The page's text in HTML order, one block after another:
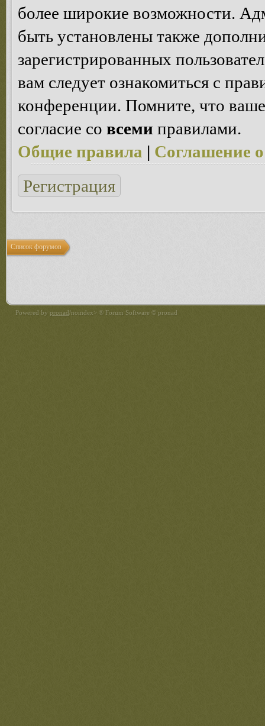
более широкие возможности.
быть установлены также
зарегистрированных
вам следует ознакомиться с
конференции. Помните, что
согласие со всеми правилами.
Общие правила | Соглашение
Регистрация
Список форумов
Powered by pronad/noindex> ® Forum Software © pronad